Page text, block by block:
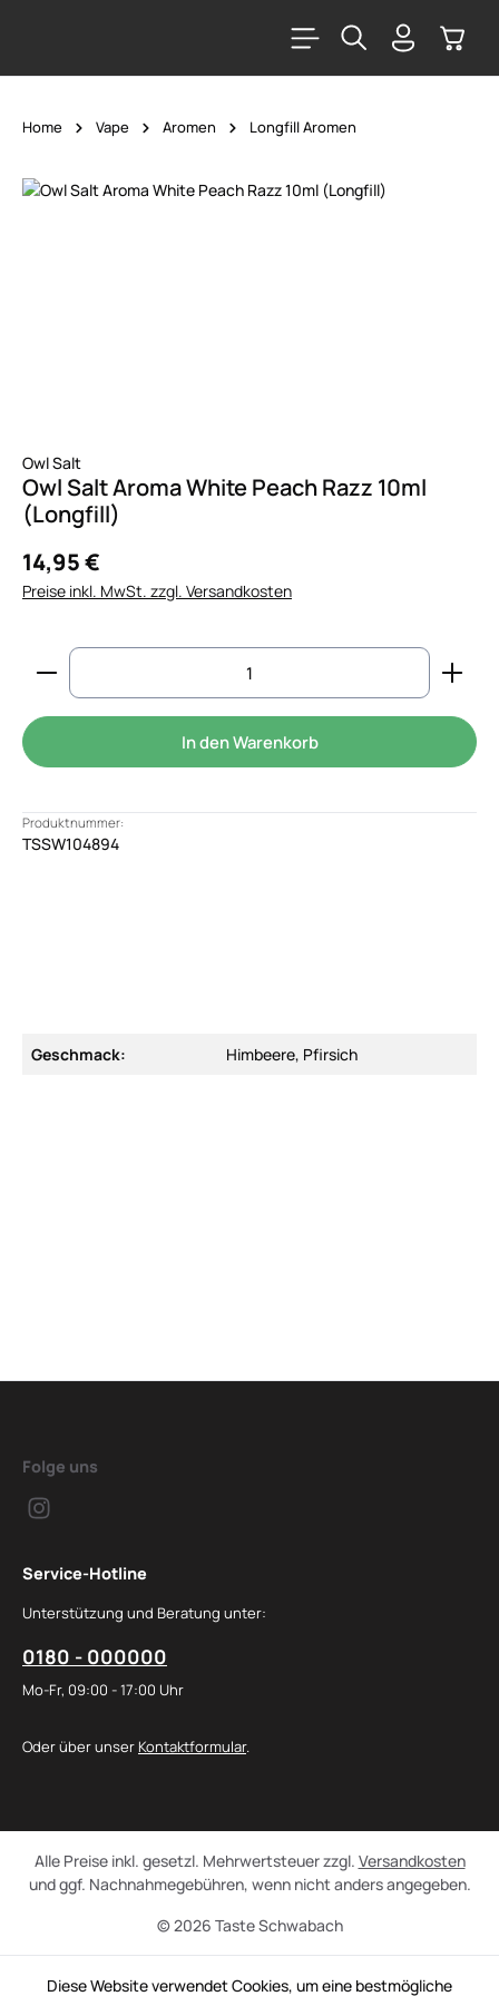
Home Vape Aromen Longfill Aromen
Bildergalerie überspringen
Owl Salt
Owl Salt Aroma White Peach Razz 10ml
(Longfill)
14,95 €
Preise inkl. MwSt. zzgl. Versandkosten
Produkt Anzahl: Gib den gewünschten Wert
In den Warenkorb
Produktnummer:
TSSW104894
Geschmack: Himbeere, Pfirsich
Folge uns
Service-Hotline
Unterstützung und Beratung unter:
0180 - 000000
Mo-Fr, 09:00 - 17:00 Uhr
Oder über unser Kontaktformular.
© 2026 Taste Schwabach
Alle Preise inkl. gesetzl. Mehrwertsteuer zzgl. Versandkosten
und ggf. Nachnahmegebühren, wenn nicht anders angegeben.
Diese Website verwendet Cookies, um eine bestmögliche